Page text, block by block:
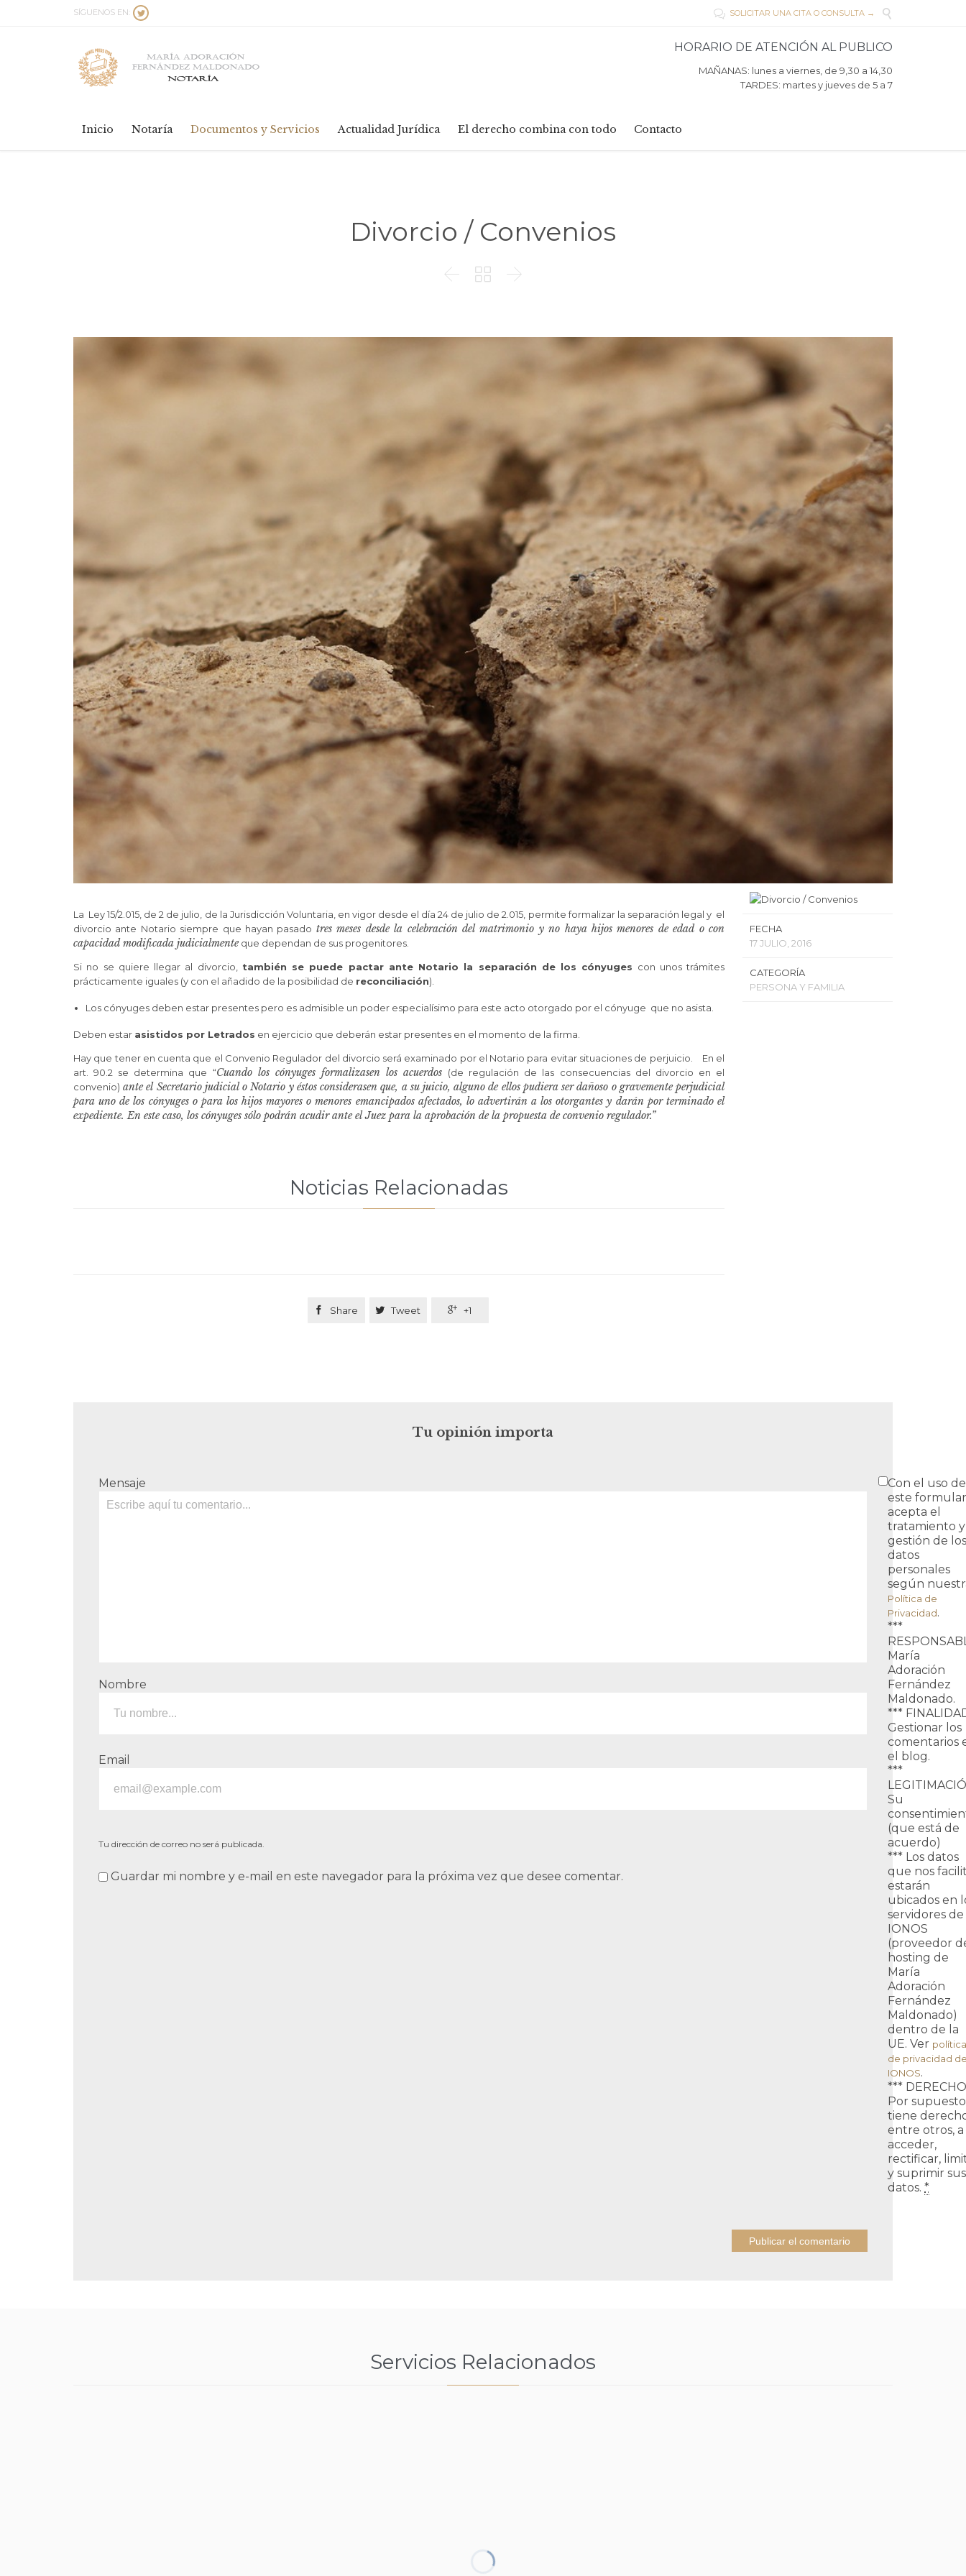
SÍGUENOS EN:   SOLICITAR UNA CITA O CONSULTA → 
HORARIO DE ATENCIÓN AL PUBLICO
MAÑANAS: lunes a viernes, de 9,30 a 14,30
TARDES: martes y jueves de 5 a 7
to
Inicio Notaría Documentos y Servicios Actualidad Jurídica El derecho combina con todo Contacto
Divorcio / Convenios
  
La Ley 15/2.015, de 2 de julio, de la Jurisdicción Voluntaria, en vigor desde el día 24 de julio de 2.015, permite formalizar la separación legal y el
divorcio ante Notario siempre que hayan pasado tres meses desde la celebración del matrimonio y no haya hijos menores de edad o con
capacidad modificada judicialmenteque dependan de sus progenitores.
Si no se quiere llegar al divorcio, también se puede pactar ante Notario la separación de los cónyuges con unos trámites
prácticamente iguales (y con el añadido de la posibilidad de reconciliación).
Los cónyuges deben estar presentes pero es admisible un poder especialísimo para este acto otorgado por el cónyuge que no asista.
Deben estar asistidos por Letrados en ejercicio que deberán estar presentes en el momento de la firma.
Hay que tener en cuenta que el Convenio Regulador del divorcio será examinado por el Notario para evitar situaciones de perjuicio. En el
art. 90.2 se determina que “Cuando los cónyuges formalizasen los acuerdos (de regulación de las consecuencias del divorcio en el
convenio) ante el Secretario judicial o Notario y éstos considerasen que, a su juicio, alguno de ellos pudiera ser dañoso o gravemente perjudicial
para uno de los cónyuges o para los hijos mayores o menores emancipados afectados, lo advertirán a los otorgantes y darán por terminado el
expediente. En este caso, los cónyuges sólo podrán acudir ante el Juez para la aprobación de la propuesta de convenio regulador.”
Noticias Relacionadas
 Share  Tweet  +1
FECHA
17 JULIO, 2016
CATEGORÍA
PERSONA Y FAMILIA
Tu opinión importa
Mensaje
Nombre
Email
Tu dirección de correo no será publicada.
Guardar mi nombre y e-mail en este navegador para la próxima vez que desee comentar.
Con el uso de
este
acepta el
tratamiento y
gestión de los
datos
personales
según
Política de
Privacidad.
***
María
Adoración
Fernández
Maldonado.
***
Gestionar los
comentarios
el blog.
***
Su
(que está de
acuerdo)
*** Los datos
que nos
estarán
ubicados en
servidores de
IONOS
(proveedor
hosting de
María
Adoración
Fernández
Maldonado)
dentro de la
UE. Ver política
de privacidad
IONOS.
***
Por supuesto
tiene
entre otros, a
acceder,
rectificar,
y suprimir sus
datos. *
Servicios Relacionados